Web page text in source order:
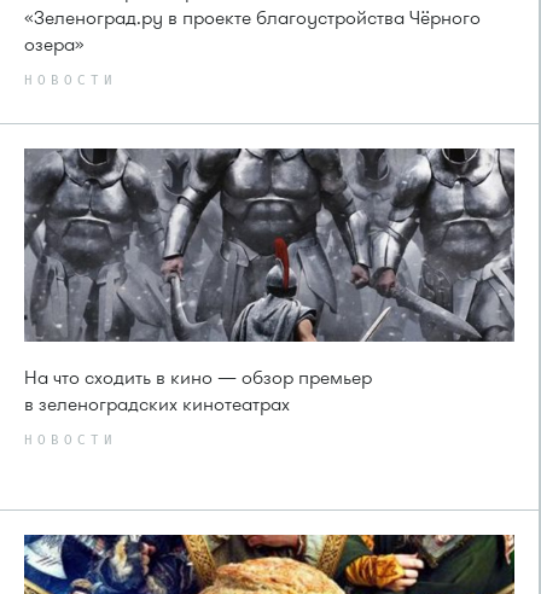
«Зеленоград.ру в проекте благоустройства Чёрного
озера»
НОВОСТИ
На что сходить в кино — обзор премьер
в зеленоградских кинотеатрах
НОВОСТИ